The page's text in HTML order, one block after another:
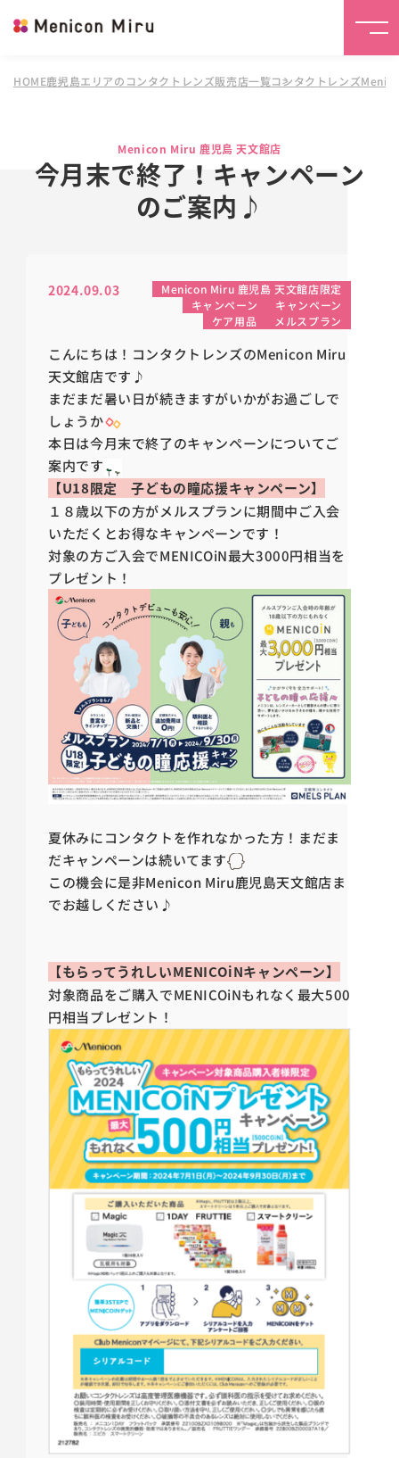
HOME鹿児島エリアのコンタクトレンズ販売店一覧コンタクトレンズ
Menicon Miru 鹿児島 天文館店
今月末で終了！キャンペーン
のご案内♪
2024.09.03
Menicon Miru 鹿児島 天文館店限定
キャンペーン
キャンペーン
ケア用品
メルスプラン
こんにちは！コンタクトレンズのMenicon Miru
天文館店です♪
まだまだ暑い日が続きますがいかがお過ごしで
しょうか
本日は今月末で終了のキャンペーンについてご
案内です
【U18限定 子どもの瞳応援キャンペーン】
１８歳以下の方がメルスプランに期間中ご入会
いただくとお得なキャンペーンです！
対象の方ご入会でMENICOiN最大3000円相当を
プレゼント！
夏休みにコンタクトを作れなかった方！まだま
だキャンペーンは続いてます
この機会に是非Menicon Miru鹿児島天文館店ま
でお越しください♪
【もらってうれしいMENICOiNキャンペーン】
対象商品をご購入でMENICOiNもれなく最大500
円相当プレゼント！